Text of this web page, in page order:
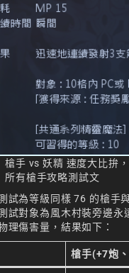
槍手 vs 妖精 速度大比拚
所有槍手攻略測試文
試為等級同樣 76 的槍手
試對象為風木村裝旁邊永
理傷害量，結果如下：
槍手(+7炮